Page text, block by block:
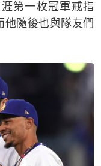
第一枚冠軍戒指
他隨後也與隊友們